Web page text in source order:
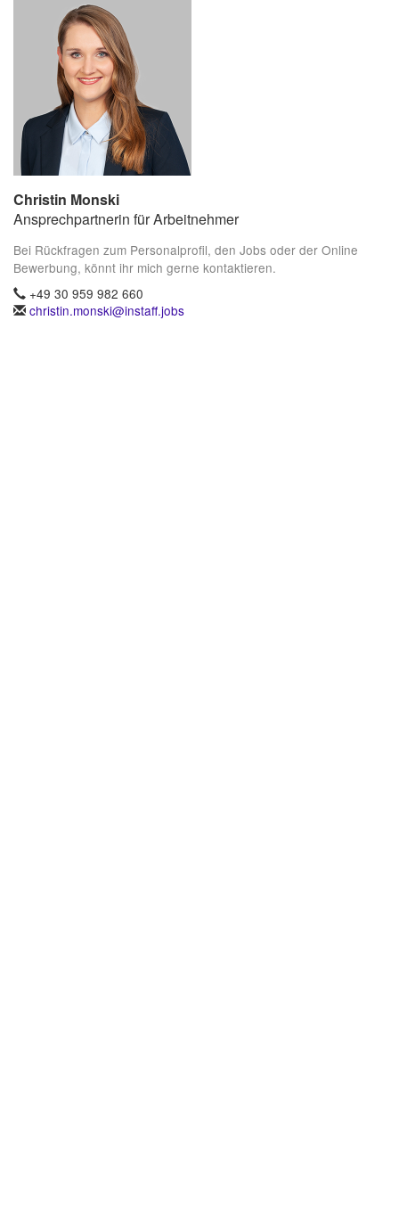
Christin Monski
Ansprechpartnerin für Arbeitnehmer
Bei Rückfragen zum Personalprofil, den Jobs oder der Online
Bewerbung, könnt ihr mich gerne kontaktieren.
+49 30 959 982 660
christin.monski@instaff.jobs